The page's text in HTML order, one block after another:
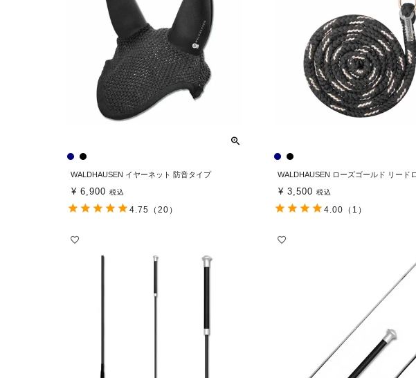
WALDHAUSEN イヤーネット 防音タイプ
¥ 6,900 税込
4.75 （20）
WALDHAUSEN ローズゴールド リード
¥ 3,500 税込
4.00 （1）